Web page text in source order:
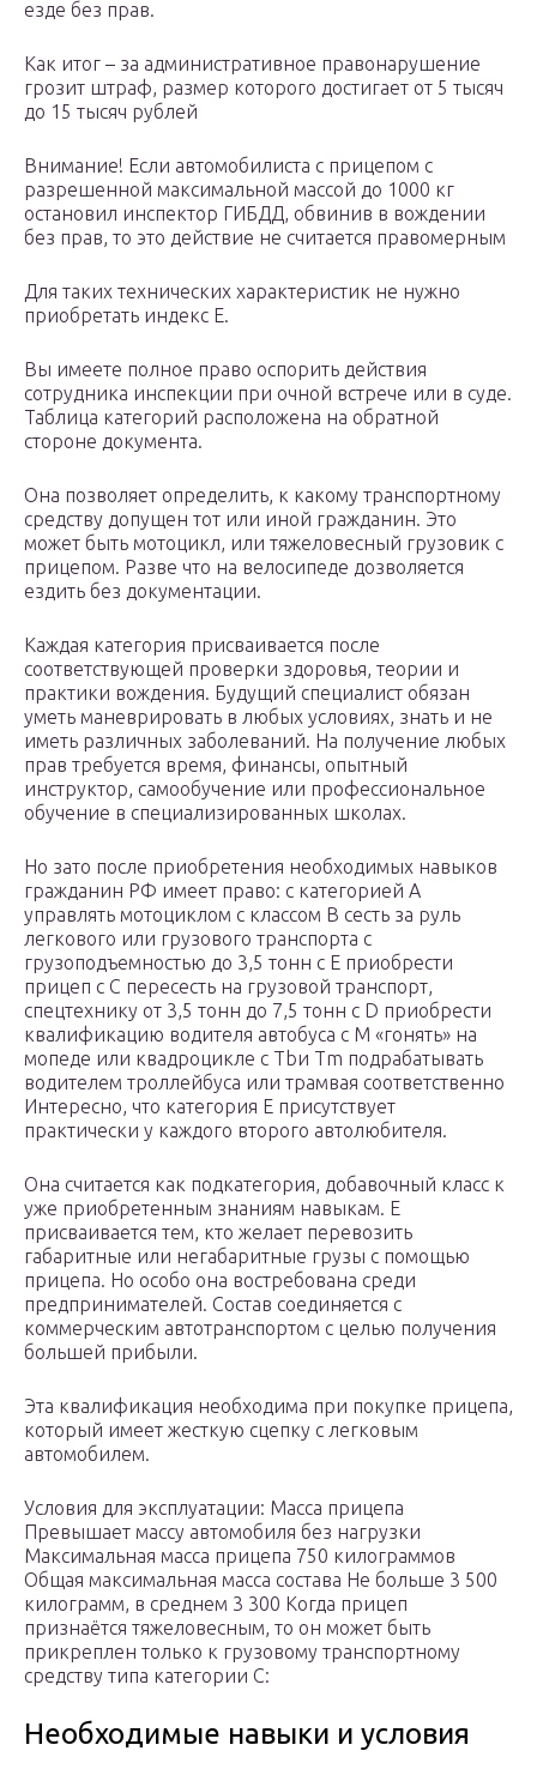
езде без прав.
Как итог – за административное правонарушение
грозит штраф, размер которого достигает от 5 тысяч
до 15 тысяч рублей
Внимание! Если автомобилиста с прицепом с
разрешенной максимальной массой до 1000 кг
остановил инспектор ГИБДД, обвинив в вождении
без прав, то это действие не считается правомерным
Для таких технических характеристик не нужно
приобретать индекс Е.
Вы имеете полное право оспорить действия
сотрудника инспекции при очной встрече или в суде.
Таблица категорий расположена на обратной
стороне документа.
Она позволяет определить, к какому транспортному
средству допущен тот или иной гражданин. Это
может быть мотоцикл, или тяжеловесный грузовик с
прицепом. Разве что на велосипеде дозволяется
ездить без документации.
Каждая категория присваивается после
соответствующей проверки здоровья, теории и
практики вождения. Будущий специалист обязан
уметь маневрировать в любых условиях, знать и не
иметь различных заболеваний. На получение любых
прав требуется время, финансы, опытный
инструктор, самообучение или профессиональное
обучение в специализированных школах.
Но зато после приобретения необходимых навыков
гражданин РФ имеет право: с категорией А
управлять мотоциклом с классом В сесть за руль
легкового или грузового транспорта с
грузоподъемностью до 3,5 тонн с Е приобрести
прицеп с С пересесть на грузовой транспорт,
спецтехнику от 3,5 тонн до 7,5 тонн с D приобрести
квалификацию водителя автобуса с М «гонять» на
мопеде или квадроцикле с Тbи Тm подрабатывать
водителем троллейбуса или трамвая соответственно
Интересно, что категория Е присутствует
практически у каждого второго автолюбителя.
Она считается как подкатегория, добавочный класс к
уже приобретенным знаниям навыкам. Е
присваивается тем, кто желает перевозить
габаритные или негабаритные грузы с помощью
прицепа. Но особо она востребована среди
предпринимателей. Состав соединяется с
коммерческим автотранспортом с целью получения
большей прибыли.
Эта квалификация необходима при покупке прицепа,
который имеет жесткую сцепку с легковым
автомобилем.
Условия для эксплуатации: Масса прицепа
Превышает массу автомобиля без нагрузки
Максимальная масса прицепа 750 килограммов
Общая максимальная масса состава Не больше 3 500
килограмм, в среднем 3 300 Когда прицеп
признаётся тяжеловесным, то он может быть
прикреплен только к грузовому транспортному
средству типа категории С:
Необходимые навыки и условия